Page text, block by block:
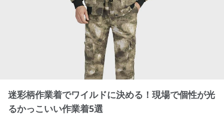
迷彩柄作業着でワイルドに決める！現場で個性が光
るかっこいい作業着5選